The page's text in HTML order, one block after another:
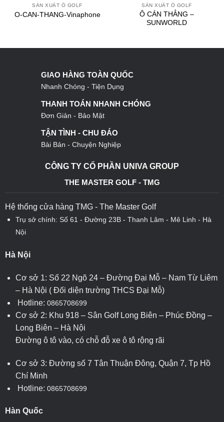
SẢN XUẤT Ô GOLF
O-CAN-THANG-Vinaphone
SẢN XUẤT Ô GOLF
Ô CÁN THẲNG –
SUNWORLD
GIAO HÀNG TOÀN QUỐC
Nhanh Chóng - Tiện Dụng
THANH TOÁN NHANH CHÓNG
Đơn Giản - Bảo Mật
TẬN TÌNH - CHU ĐÁO
Bài Bản - Chuyện Nghiệp
CÔNG TY CỔ PHẦN UNIVA GROUP
THE MASTER GOLF - TMG
Hệ thống cửa hàng TMG - The Master Golf
Trụ sở chính: Số 61 - Đường 23B - Thanh Lâm - Mê Linh - Hà
Nội
Hà Nội
Cơ sở 1: Số 22 Ngõ 24 – Đường Đại Mỗ – Nam Từ Liêm
– Hà Nội ( Đối diện trường THCS Đại Mỗ)
Hotline: 0865708699
Cơ sở 2: Khu 918 – Sân Golf Long Biên – Phúc Đồng –
Long Biên – Hà Nội
Đường ô tô vào, có chỗ đỗ xe ô tô rộng rãi
Cơ sở 3: Đường số 7 Tân Thuận Đông, Quận 7, Tp Hồ
Chí Minh
Hotline: 0865708699
Hàn Quốc